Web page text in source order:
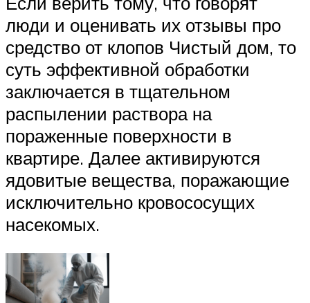
люди и оценивать их отзывы про
средство от клопов Чистый дом, то
суть эффективной обработки
заключается в тщательном
распылении раствора на
пораженные поверхности в
квартире. Далее активируются
ядовитые вещества, поражающие
исключительно кровососущих
насекомых.